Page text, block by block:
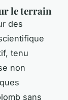
le terrain
des
tenu
non
sans